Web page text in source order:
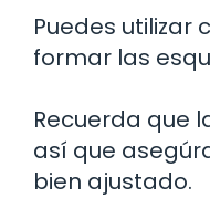
Puedes utilizar
formar las
Recuerda que
así que
bien ajustado.